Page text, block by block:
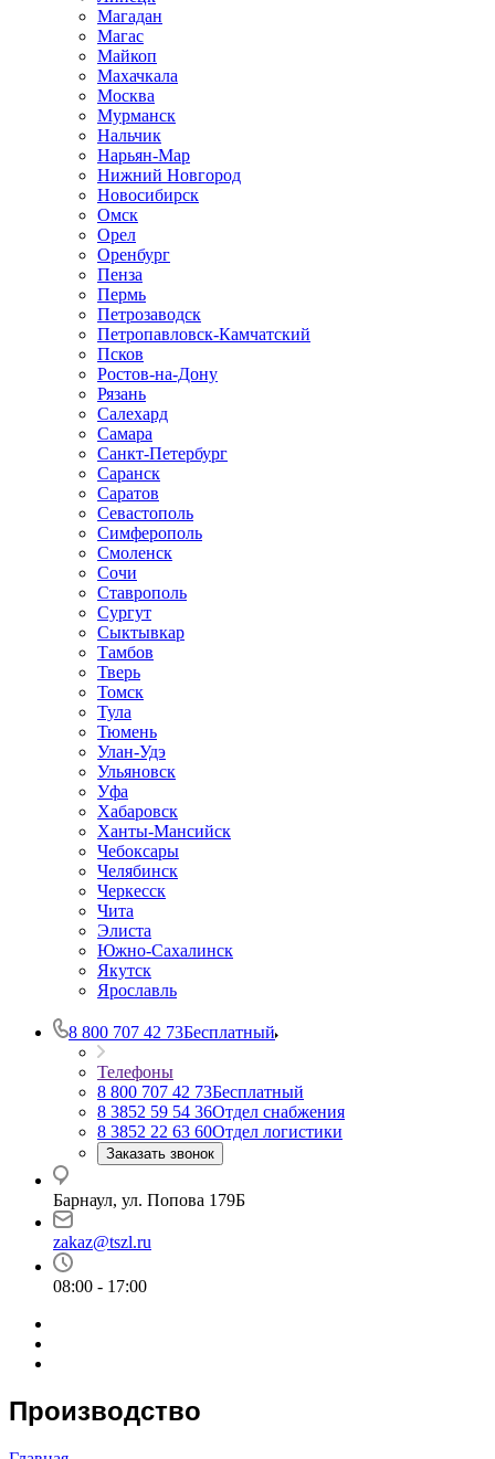
Магадан
Магас
Майкоп
Махачкала
Москва
Мурманск
Нальчик
Нарьян-Мар
Нижний Новгород
Новосибирск
Омск
Орел
Оренбург
Пенза
Пермь
Петрозаводск
Петропавловск-Камчатский
Псков
Ростов-на-Дону
Рязань
Салехард
Самара
Санкт-Петербург
Саранск
Саратов
Севастополь
Симферополь
Смоленск
Сочи
Ставрополь
Сургут
Сыктывкар
Тамбов
Тверь
Томск
Тула
Тюмень
Улан-Удэ
Ульяновск
Уфа
Хабаровск
Ханты-Мансийск
Чебоксары
Челябинск
Черкесск
Чита
Элиста
Южно-Сахалинск
Якутск
Ярославль
8 800 707 42 73Бесплатный
Телефоны
8 800 707 42 73Бесплатный
8 3852 59 54 36Отдел снабжения
8 3852 22 63 60Отдел логистики
Заказать звонок
Барнаул, ул. Попова 179Б
zakaz@tszl.ru
08:00 - 17:00
Производство